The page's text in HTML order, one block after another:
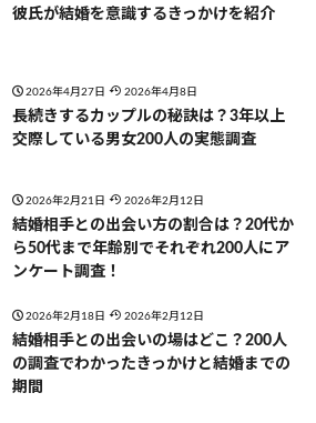
彼氏が結婚を意識するきっかけを紹介
2026年4月27日 2026年4月8日
長続きするカップルの秘訣は？3年以上
交際している男女200人の実態調査
2026年2月21日 2026年2月12日
結婚相手との出会い方の割合は？20代か
ら50代まで年齢別でそれぞれ200人にア
ンケート調査！
2026年2月18日 2026年2月12日
結婚相手との出会いの場はどこ？200人
の調査でわかったきっかけと結婚までの
期間